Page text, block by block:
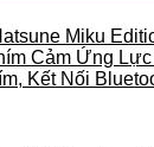
Miku
Cảm Ứng
Kết Nối